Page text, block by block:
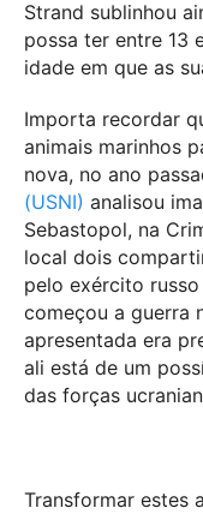
Strand sublinhou
possa ter entre 13
idade em que as
Importa recordar
animais marinhos
nova, no ano
(USNI) analisou
Sebastopol, na
local dois
pelo exército
começou a guerra
apresentada era
ali está de um
das forças
Transformar estes